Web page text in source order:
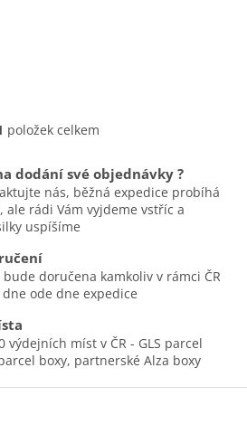
O
l
á
d
a
p
r
y
v
p
položek celkem
dodání své objednávky ?
nás, běžná expedice probíhá
ale rádi Vám vyjdeme vstříc a
uspíšíme
bude doručena kamkoliv v rámci ČR
ode dne expedice
výdejních míst v ČR - GLS parcel
boxy, partnerské Alza boxy